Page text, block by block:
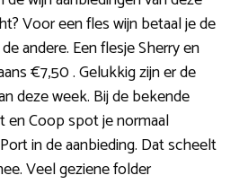
Voor een fles wijn betaal je de
andere. Een flesje Sherry en
€7,50 . Gelukkig zijn er de
deze week. Bij de bekende
en Coop spot je normaal
in de aanbieding. Dat scheelt
Veel geziene folder